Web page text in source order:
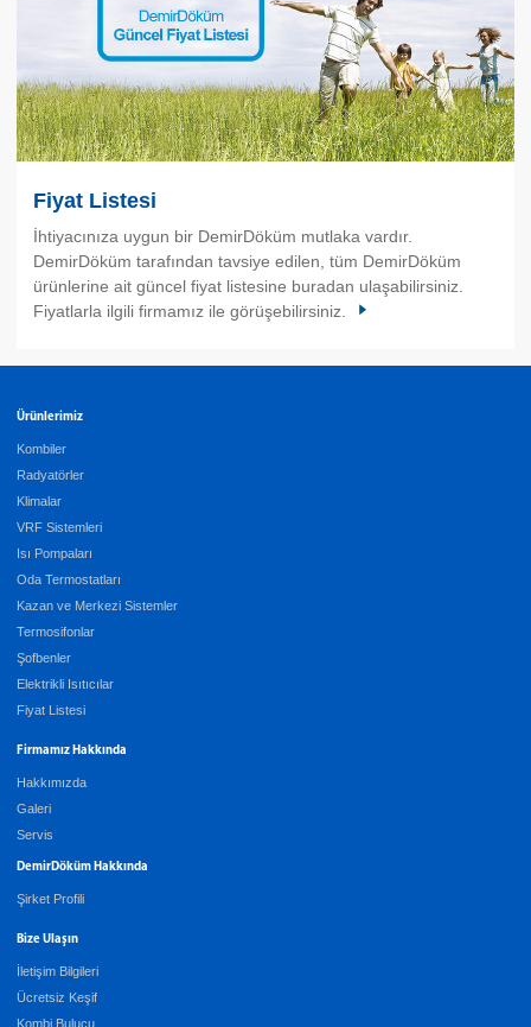
Fiyat Listesi
İhtiyacınıza uygun bir DemirDöküm mutlaka vardır.
DemirDöküm tarafından tavsiye edilen, tüm DemirDöküm
ürünlerine ait güncel fiyat listesine buradan ulaşabilirsiniz.
Fiyatlarla ilgili firmamız ile görüşebilirsiniz.
Ürünlerimiz
Kombiler
Radyatörler
Klimalar
VRF Sistemleri
Isı Pompaları
Oda Termostatları
Kazan ve Merkezi Sistemler
Termosifonlar
Şofbenler
Elektrikli Isıtıcılar
Fiyat Listesi
Firmamız Hakkında
Hakkımızda
Galeri
Servis
DemirDöküm Hakkında
Şirket Profili
Bize Ulaşın
İletişim Bilgileri
Ücretsiz Keşif
Kombi Bulucu